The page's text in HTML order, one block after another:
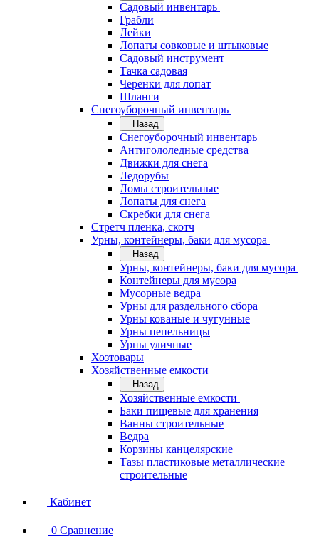
Садовый инвентарь
Грабли
Лейки
Лопаты совковые и штыковые
Садовый инструмент
Тачка садовая
Черенки для лопат
Шланги
Снегоуборочный инвентарь
Назад
Снегоуборочный инвентарь
Антигололедные средства
Движки для снега
Ледорубы
Ломы строительные
Лопаты для снега
Скребки для снега
Стретч пленка, скотч
Урны, контейнеры, баки для мусора
Назад
Урны, контейнеры, баки для мусора
Контейнеры для мусора
Мусорные ведра
Урны для раздельного сбора
Урны кованые и чугунные
Урны пепельницы
Урны уличные
Хозтовары
Хозяйственные емкости
Назад
Хозяйственные емкости
Баки пищевые для хранения
Ванны строительные
Ведра
Корзины канцелярские
Тазы пластиковые металлические
строительные
Кабинет
0 Сравнение